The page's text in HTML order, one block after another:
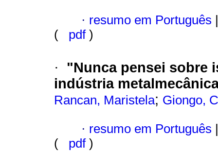
· resumo em Português
(
pdf )
·
"Nunca pensei sobre
indústria
Rancan, Maristela; Giongo,
· resumo em Português
(
pdf )